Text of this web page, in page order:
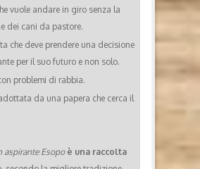
vuole andare in giro senza la
dei cani da pastore.
che deve prendere una decisione
per il suo futuro e non solo.
problemi di rabbia.
da una papera che cerca il
aspirante Esopo è una raccolta